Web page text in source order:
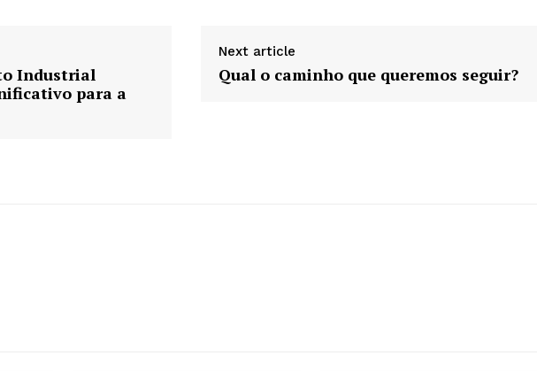
Industrial
para a
Next article
Qual o caminho que queremos seguir?